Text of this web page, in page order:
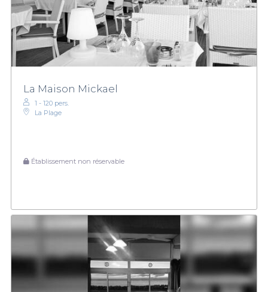
La Maison Mickael
1 - 120 pers.
La Plage
Établissement non réservable